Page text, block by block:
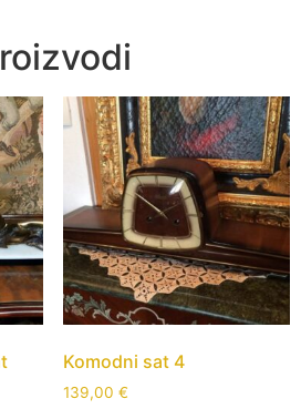
Komodni sat 4
139,00 €